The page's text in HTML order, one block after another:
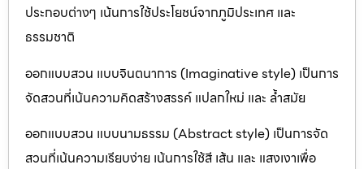
ประกอบต่างๆ เน้นการใช้ประโยชน์จากภูมิประเทศ และ
ธรรมชาติ
ออกแบบสวน แบบจินตนาการ (Imaginative style) เป็นการ
จัดสวนที่เน้นความคิดสร้างสรรค์ แปลกใหม่ และ ล้ำสมัย
ออกแบบสวน แบบนามธรรม (Abstract style) เป็นการจัด
สวนที่เน้นความเรียบง่าย เน้นการใช้สี เส้น และ แสงเงาเพื่อ